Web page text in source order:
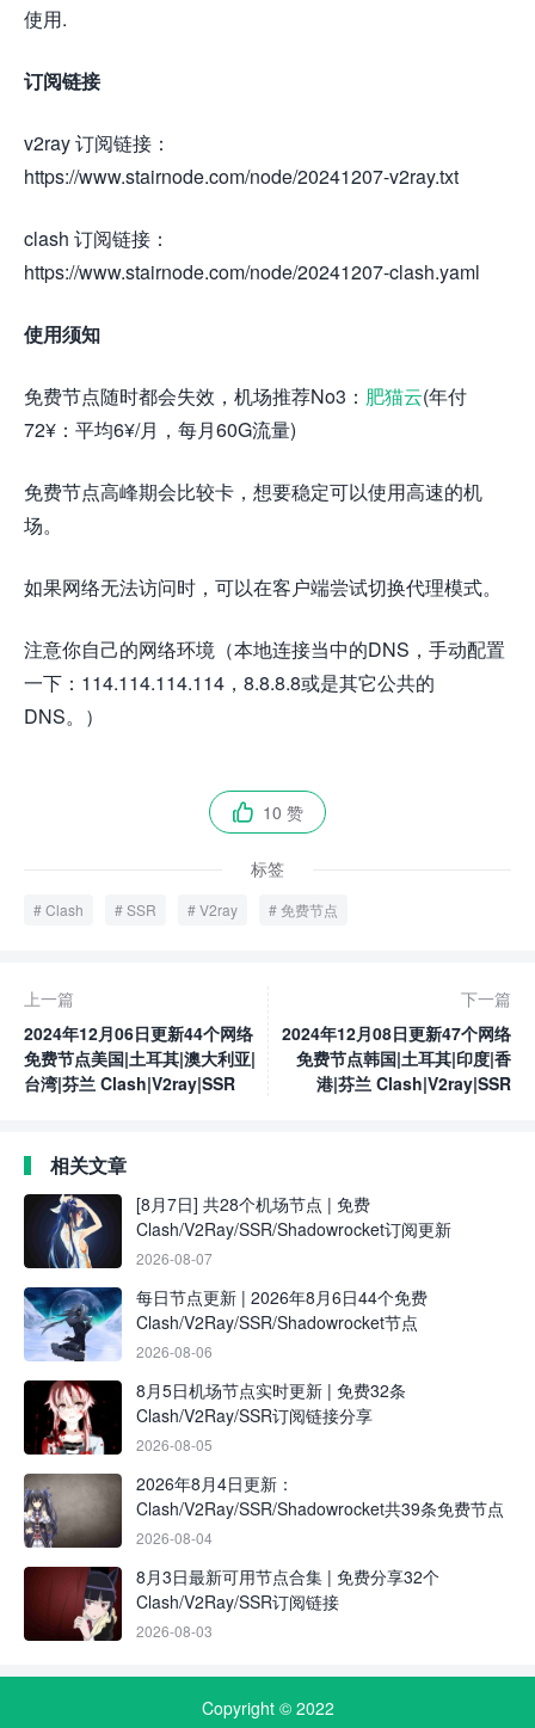
使用.
订阅链接
v2ray 订阅链接：
https://www.stairnode.com/node/20241207-v2ray.txt
clash 订阅链接：
https://www.stairnode.com/node/20241207-clash.yaml
使用须知
免费节点随时都会失效，机场推荐No3： 肥猫云(年付
72¥：平均6¥/月，每月60G流量)
免费节点高峰期会比较卡，想要稳定可以使用高速的机
场。
如果网络无法访问时，可以在客户端尝试切换代理模式。
注意你自己的网络环境（本地连接当中的DNS，手动配置
一下：114.114.114.114，8.8.8.8或是其它公共的
DNS。）
 10 赞
标签
Clash SSR V2ray 免费节点
上一篇
2024年12月06日更新44个网络
免费节点美国|土耳其|澳大利亚|
台湾|芬兰 Clash|V2ray|SSR
下一篇
2024年12月08日更新47个网络
免费节点韩国|土耳其|印度|香
港|芬兰 Clash|V2ray|SSR
相关文章
[8月7日] 共28个机场节点 | 免费
Clash/V2Ray/SSR/Shadowrocket订阅更新
2026-08-07
每日节点更新 | 2026年8月6日44个免费
Clash/V2Ray/SSR/Shadowrocket节点
2026-08-06
8月5日机场节点实时更新 | 免费32条
Clash/V2Ray/SSR订阅链接分享
2026-08-05
2026年8月4日更新：
Clash/V2Ray/SSR/Shadowrocket共39条免费节点
2026-08-04
8月3日最新可用节点合集 | 免费分享32个
Clash/V2Ray/SSR订阅链接
2026-08-03
Copyright © 2022